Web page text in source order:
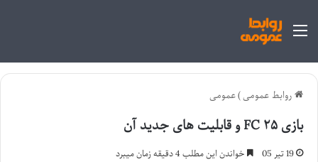
منو
روابط عمومی)عمومی
بازی FC ۲۵ و قابلیت های جدید آن
19 تیر 05 خواندن این مطلب 4 دقیقه زمان میبرد